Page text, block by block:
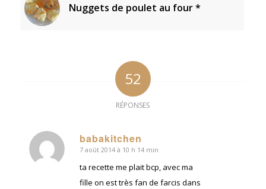
Nuggets de poulet au four *
52
RÉPONSES
babakitchen
dit
:
7 août 2014 à 10 h 14 min
ta recette me plait bcp, avec ma
fille on est très fan de farcis dans